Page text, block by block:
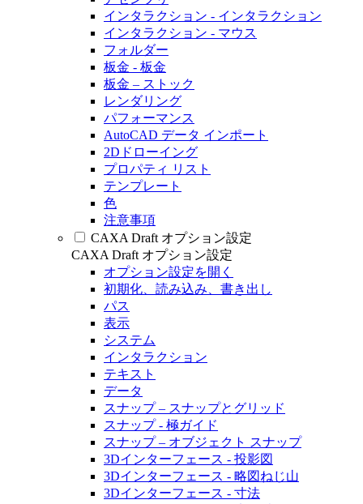
インタラクション - インタラクション
インタラクション - マウス
フォルダー
板金 - 板金
板金 – ストック
レンダリング
パフォーマンス
AutoCAD データ インポート
2Dドローイング
プロパティ リスト
テンプレート
色
注意事項
CAXA Draft オプション設定
CAXA Draft オプション設定
オプション設定を開く
初期化、読み込み、書き出し
パス
表示
システム
インタラクション
テキスト
データ
スナップ – スナップとグリッド
スナップ - 極ガイド
スナップ – オブジェクト スナップ
3Dインターフェース - 投影図
3Dインターフェース - 略図ねじ山
3Dインターフェース - 寸法